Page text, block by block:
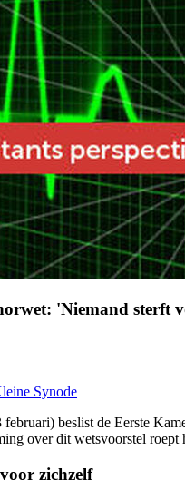
'Niemand sterft
Synode
beslist de Eerste
over dit wetsvoorstel
zichzelf